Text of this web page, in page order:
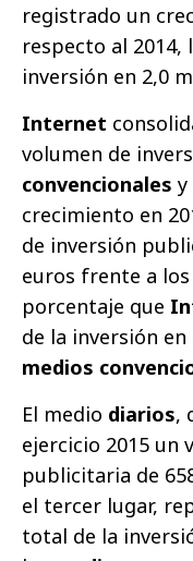
registrado un
respecto al
inversión en 2,0
Internet
volumen de
convencionales y
crecimiento en
de inversión
euros frente a los
porcentaje que
de la inversión
medios
El medio diarios,
ejercicio 2015 un
publicitaria de
el tercer lugar,
total de la